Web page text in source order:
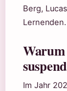
Berg,
Lernenden.
Im Jahr